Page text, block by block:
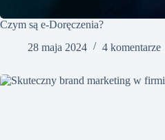
Czym są e-Doręczenia?
28 maja 2024
4 komentarze